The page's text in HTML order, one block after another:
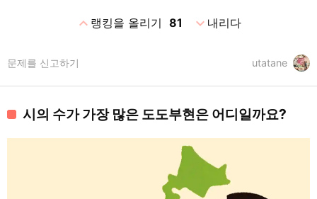
expand_less랭킹을 올리기 81 expand_more내리다
utatane
문제를 신고하기
시의 수가 가장 많은 도도부현은 어디일까요?